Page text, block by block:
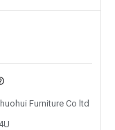
Furniture Co ltd